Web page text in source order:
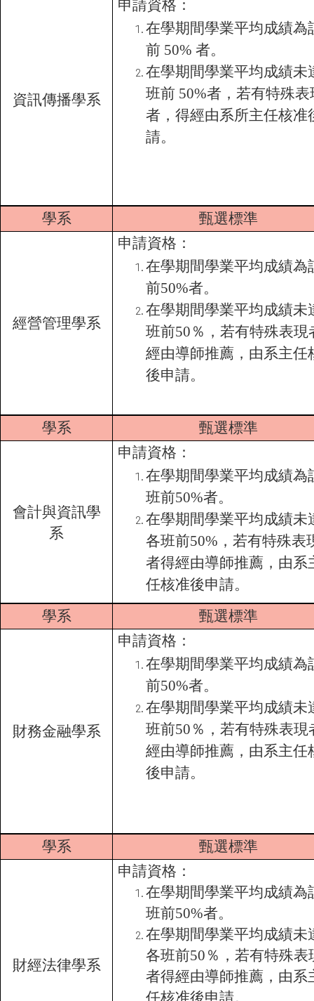
資訊傳播學系
申請資格：
在學期間學業平均成績為
前 50% 者。
在學期間學業平均成績未
班前 50%者，若有特殊表
者，得經由系所主任核准
請。
學系 甄選標準
經營管理學系
申請資格：
在學期間學業平均成績為
前50%者。
在學期間學業平均成績未
班前50％，若有特殊表現
經由導師推薦，由系主任
後申請。
學系 甄選標準
會計與資訊學
系
申請資格：
在學期間學業平均成績為
班前50%者。
在學期間學業平均成績未
各班前50%，若有特殊表
者得經由導師推薦，由系
任核准後申請。
學系
甄選標準
財務金融學系
申請資格：
在學期間學業平均成績為
前50%者。
在學期間學業平均成績未
班前50％，若有特殊表現
經由導師推薦，由系主任
後申請。
學系 甄選標準
財經法律學系
申請資格：
在學期間學業平均成績為
班前50%者。
在學期間學業平均成績未
各班前50％，若有特殊表
者得經由導師推薦，由系